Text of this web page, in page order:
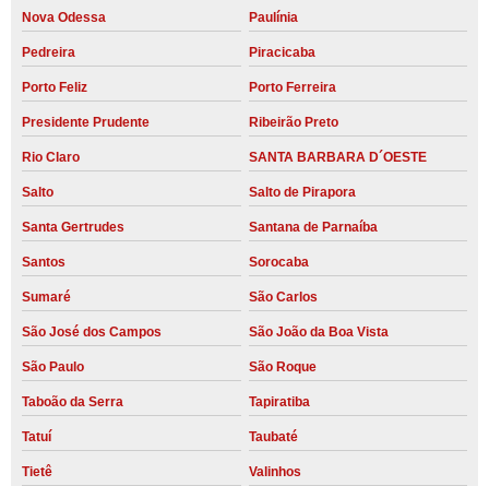
Nova Odessa Paulínia
Pedreira Piracicaba
Porto Feliz Porto Ferreira
Presidente Prudente Ribeirão Preto
Rio Claro SANTA BARBARA D´OESTE
Salto Salto de Pirapora
Santa Gertrudes Santana de Parnaíba
Santos Sorocaba
Sumaré São Carlos
São José dos Campos São João da Boa Vista
São Paulo São Roque
Taboão da Serra Tapiratiba
Tatuí Taubaté
Tietê Valinhos